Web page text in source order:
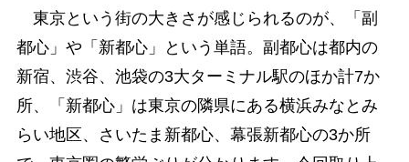
東京という街の大きさが感じられるのが、「副
都心」や「新都心」という単語。副都心は都内の
新宿、渋谷、池袋の3大ターミナル駅のほか計7か
所、「新都心」は東京の隣県にある横浜みなとみ
らい地区、さいたま新都心、幕張新都心の3か所